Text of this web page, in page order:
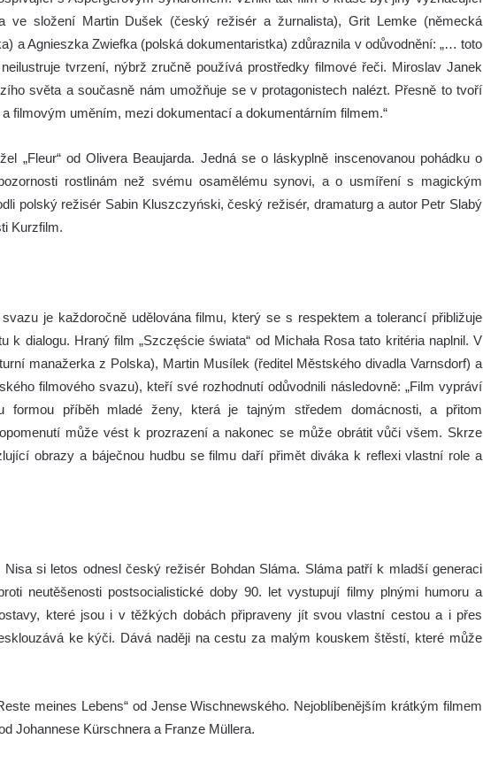
ve složení Martin Dušek (český režisér a žurnalista), Grit Lemke (německá
a Agnieszka Zwiefka (polská dokumentaristka) zdůraznila v odůvodnění: „… toto
tvrzení, nýbrž zručně používá prostředky filmové řeči. Miroslav Janek
světa a současně nám umožňuje se v protagonistech nalézt. Přesně to tvoří
filmovým uměním, mezi dokumentací a dokumentárním filmem.“
„Fleur“ od Olivera Beaujarda. Jedná se o láskyplně inscenovanou pohádku o
rostlinám než svému osamělému synovi, a o usmíření s magickým
polský režisér Sabin Kluszczyński, český režisér, dramaturg a autor Petr Slabý
Kurzfilm.
je každoročně udělována filmu, který se s respektem a tolerancí přibližuje
k dialogu. Hraný film „Szczęście świata“ od Michała Rosa tato kritéria naplnil. V
manažerka z Polska), Martin Musílek (ředitel Městského divadla Varnsdorf) a
filmového svazu), kteří své rozhodnutí odůvodnili následovně: „Film vypráví
formou příběh mladé ženy, která je tajným středem domácnosti, a přitom
může vést k prozrazení a nakonec se může obrátit vůči všem. Skrze
obrazy a báječnou hudbu se filmu daří přimět diváka k reflexi vlastní role a
si letos odnesl český režisér Bohdan Sláma. Sláma patří k mladší generaci
neutěšenosti postsocialistické doby 90. let vystupují filmy plnými humoru a
které jsou i v těžkých dobách připraveny jít svou vlastní cestou a i přes
ke kýči. Dává naději na cestu za malým kouskem štěstí, které může
meines Lebens“ od Jense Wischnewského. Nejoblíbenějším krátkým filmem
Johannese Kürschnera a Franze Müllera.